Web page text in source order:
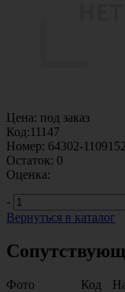
Цена: под заказ
Код:11147
Номер: 64302-
Остаток: 0
Оценка:
-
Вернуться в каталог
Фото Код